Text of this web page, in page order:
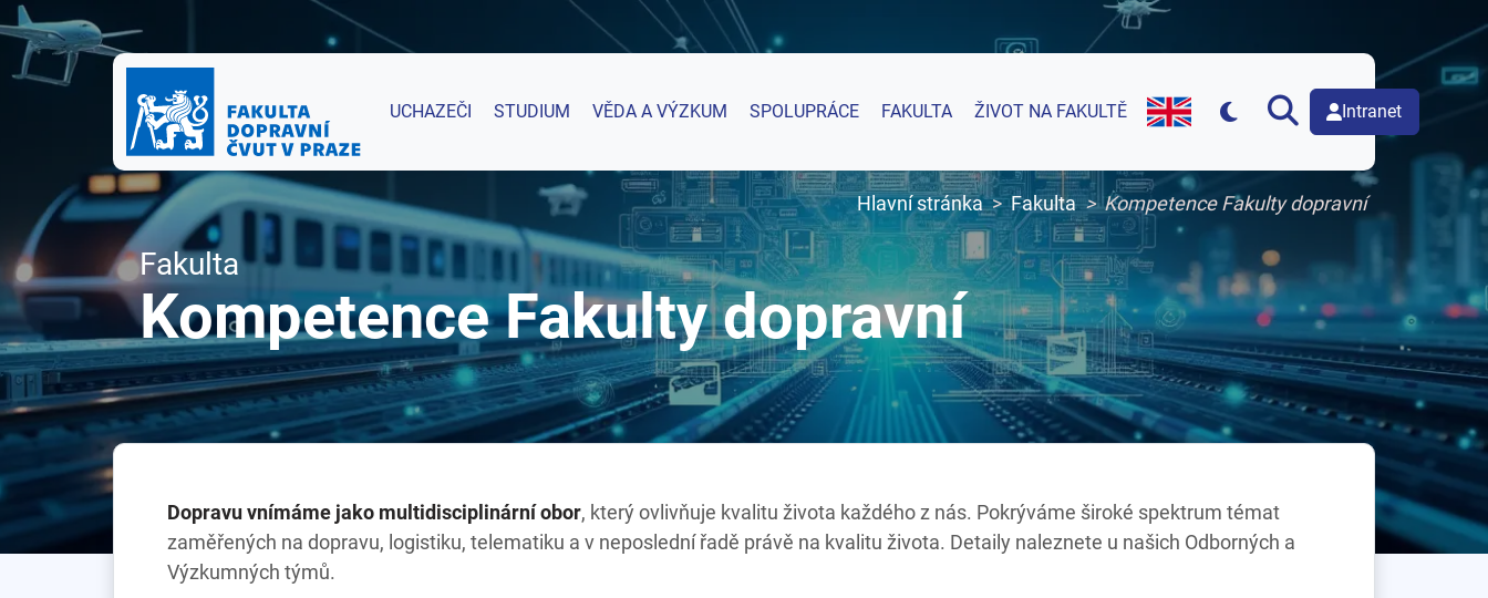
UCHAZEČI STUDIUM VĚDA A VÝZKUM SPOLUPRÁCE FAKULTA ŽIVOT NA FAKULTĚ
English version of web page
Intranet
Hlavní stránka Fakulta Kompetence Fakulty dopravní
Fakulta
Kompetence Fakulty dopravní
Dopravu vnímáme jako multidisciplinární obor, který ovlivňuje kvalitu života každého z nás. Pokrýváme široké spektrum témat
zaměřených na dopravu, logistiku, telematiku a v neposlední řadě právě na kvalitu života. Detaily naleznete u našich Odborných a
Výzkumných týmů.